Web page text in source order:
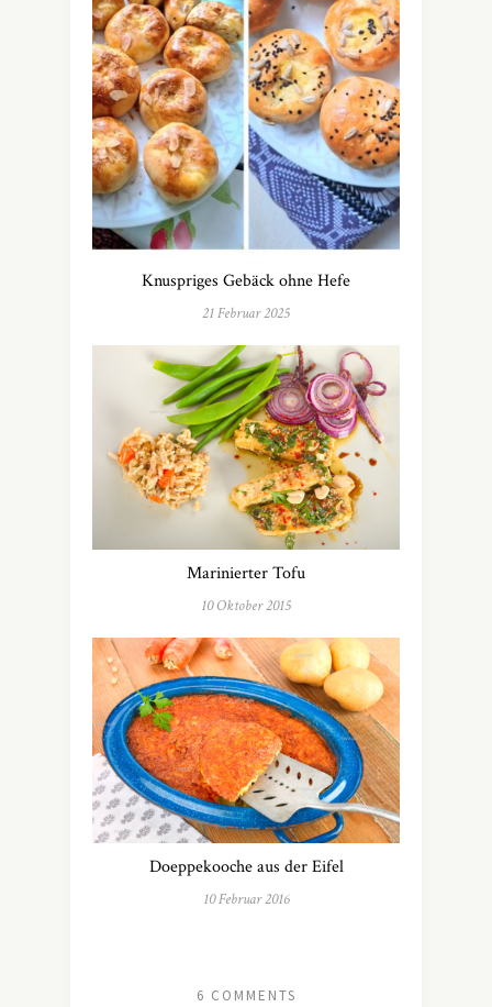
Knuspriges Gebäck ohne Hefe
21 Februar 2025
Marinierter Tofu
10 Oktober 2015
Doeppekooche aus der Eifel
10 Februar 2016
6 COMMENTS